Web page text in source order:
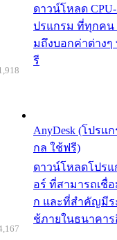
ดาวน์โหลด
ปรแกรม ที่ทุกคน
มถึงบอกค่าต่างๆ
รี
AnyDesk (โปรแ
กล ใช้ฟรี)
ดาวน์โหลดโปรแ
อร์ ที่สามารถเชื่
ก และที่สำคัญมีร
ช้ภายในธนาคาร